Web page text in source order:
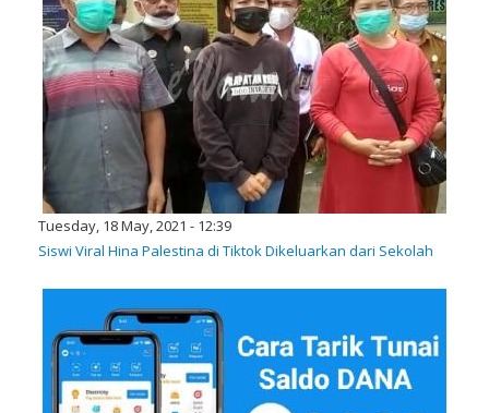
Tuesday, 18 May, 2021 - 12:39
Siswi Viral Hina Palestina di Tiktok Dikeluarkan dari Sekolah